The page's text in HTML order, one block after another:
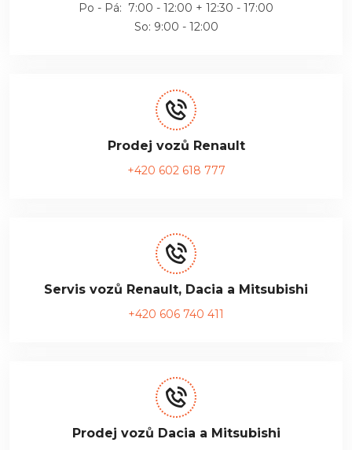
Po - Pá: 7:00 - 12:00 + 12:30 - 17:00
So: 9:00 - 12:00
Prodej vozů Renault
+420 602 618 777
Servis vozů Renault, Dacia a Mitsubishi
+420 606 740 411
Prodej vozů Dacia a Mitsubishi